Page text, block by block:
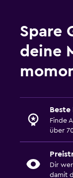
Spare
deine
Finde
über
Dir
damit